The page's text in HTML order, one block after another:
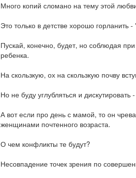
Много копий сломано на тему этой
Это только в детстве хорошо горланить
Пускай, конечно, будет, но соблюдая
ребенка.
На скользкую, ох на скользкую почву
Но не буду углубляться и
А вот если про день с мамой, то он
женщинами почтенного возраста.
О чем конфликты те будут?
Несовпадение точек зрения по